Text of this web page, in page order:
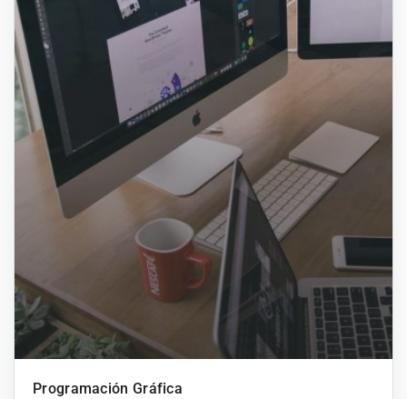
Programación Gráfica